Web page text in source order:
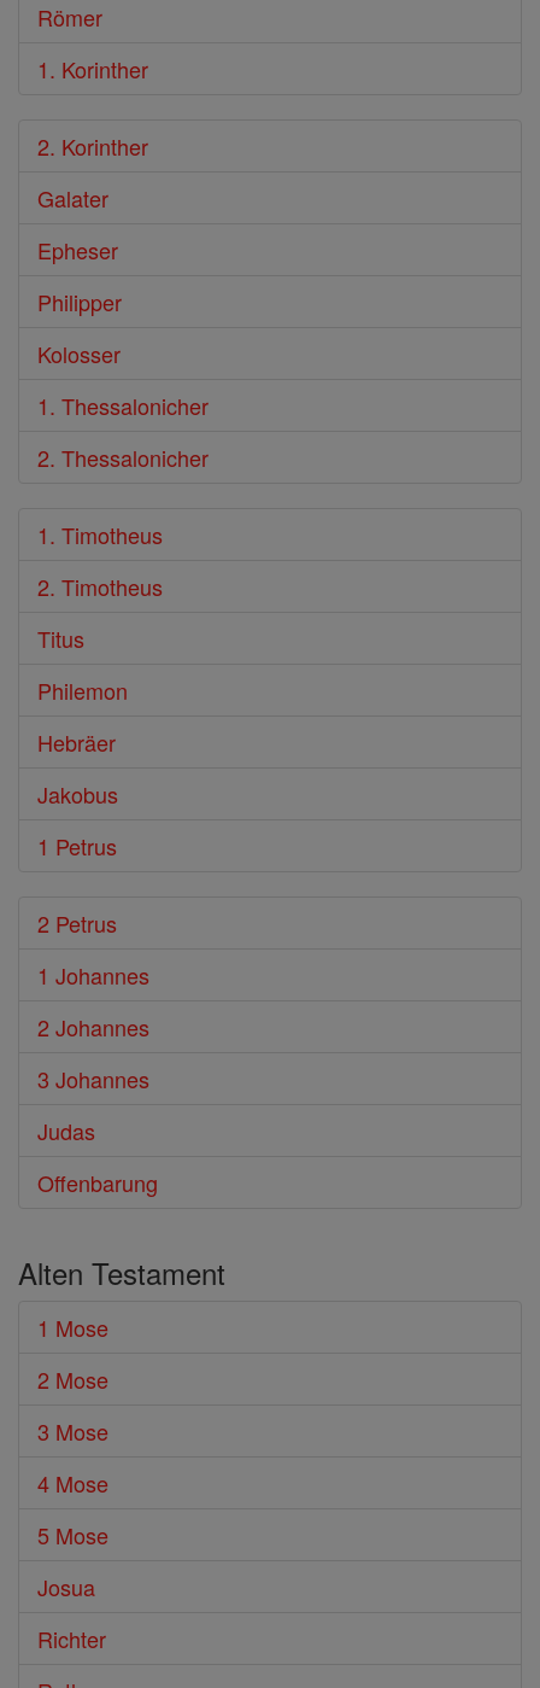
Römer
1. Korinther
2. Korinther
Galater
Epheser
Philipper
Kolosser
1. Thessalonicher
2. Thessalonicher
1. Timotheus
2. Timotheus
Titus
Philemon
Hebräer
Jakobus
1 Petrus
2 Petrus
1 Johannes
2 Johannes
3 Johannes
Judas
Offenbarung
Alten Testament
1 Mose
2 Mose
3 Mose
4 Mose
5 Mose
Josua
Richter